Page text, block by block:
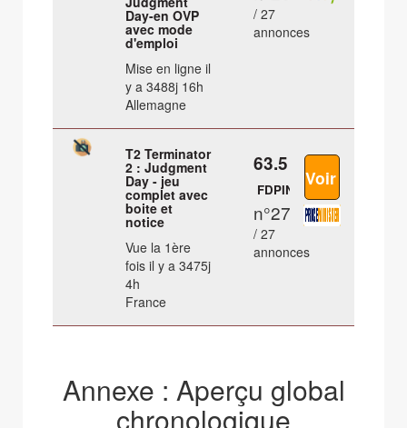
Day-en OVP
avec mode
d'emploi
Mise en ligne il
y a 3488j 16h
Allemagne
/ 27
annonces
T2 Terminator
2 : Judgment
Day - jeu
complet avec
boite et
notice
Vue la 1ère
fois il y a 3475j
4h
France
63.5 €
FDPIN
n°27
/ 27
annonces
Annexe : Aperçu global
chronologique